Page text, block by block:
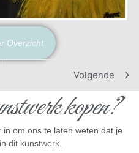
Overzicht
Volgende
kopen?
om ons te laten weten dat je
dit kunstwerk.